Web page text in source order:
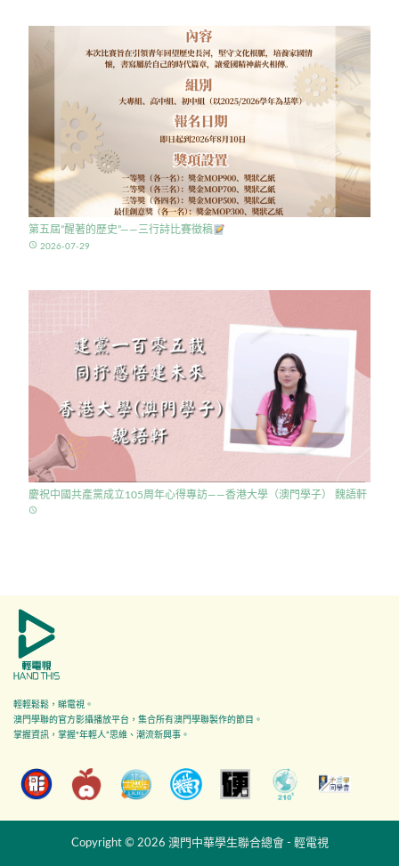
第五屆”醒著的歷史”——三行詩比賽徵稿
access_time 2026-07-29
慶祝中國共產黨成立105周年心得專訪——香港大學（澳門學子） 魏語軒
access_time
輕輕鬆鬆，睇電視。
澳門學聯的官方影攝播放平台，集合所有澳門學聯製作的節目。
掌握資訊，掌握"年輕人”思維、潮流新興事。
Copyright © 2026 澳門中華學生聯合總會 - 輕電視